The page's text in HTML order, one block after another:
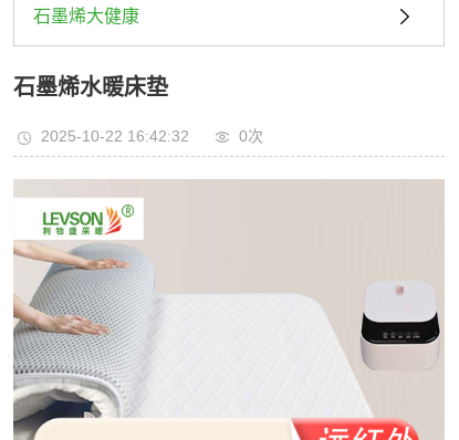
石墨烯大健康
石墨烯水暖床垫
2025-10-22 16:42:32 0次